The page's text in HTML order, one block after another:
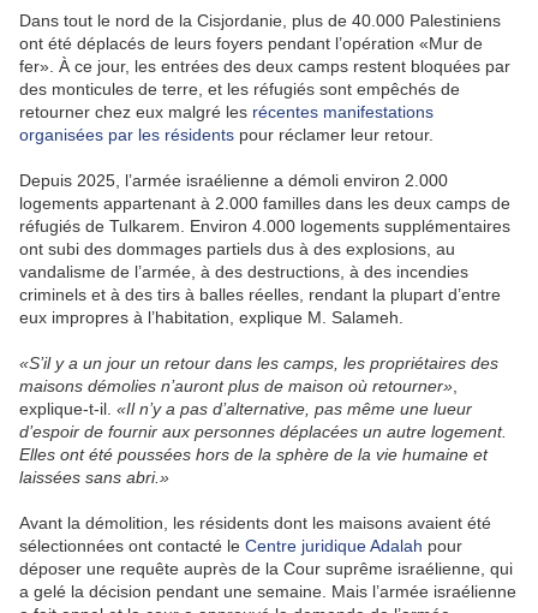
Dans tout le nord de la Cisjordanie, plus de 40.000 Palestiniens
ont été déplacés de leurs foyers pendant l’opération «Mur de
fer». À ce jour, les entrées des deux camps restent bloquées par
des monticules de terre, et les réfugiés sont empêchés de
retourner chez eux malgré les récentes manifestations
organisées par les résidents pour réclamer leur retour.
Depuis 2025, l’armée israélienne a démoli environ 2.000
logements appartenant à 2.000 familles dans les deux camps de
réfugiés de Tulkarem. Environ 4.000 logements supplémentaires
ont subi des dommages partiels dus à des explosions, au
vandalisme de l’armée, à des destructions, à des incendies
criminels et à des tirs à balles réelles, rendant la plupart d’entre
eux impropres à l’habitation, explique M. Salameh.
«S’il y a un jour un retour dans les camps, les propriétaires des
maisons démolies n’auront plus de maison où retourner»
explique-t-il. «Il n’y a pas d’alternative, pas même une lueur
d’espoir de fournir aux personnes déplacées un autre logement.
Elles ont été poussées hors de la sphère de la vie humaine et
laissées sans abri.»
Avant la démolition, les résidents dont les maisons avaient été
sélectionnées ont contacté le Centre juridique Adalah pour
déposer une requête auprès de la Cour suprême israélienne, qui
a gelé la décision pendant une semaine. Mais l’armée israélienne